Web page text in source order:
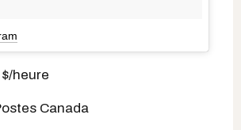
heure
Canada